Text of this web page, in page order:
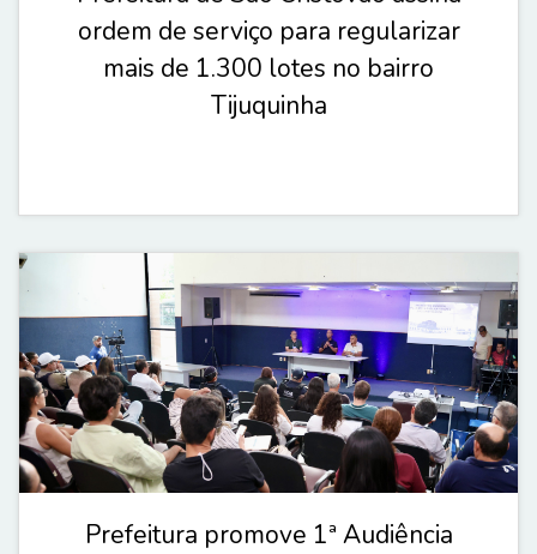
ordem de serviço para regularizar
mais de 1.300 lotes no bairro
Tijuquinha
Prefeitura promove 1ª Audiência